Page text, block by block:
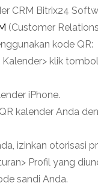
CRM Bitrix24
(Customer
kode QR:
Kalender> klik
iPhone.
kalender Anda
izinkan otorisasi
Profil yang
sandi Anda.